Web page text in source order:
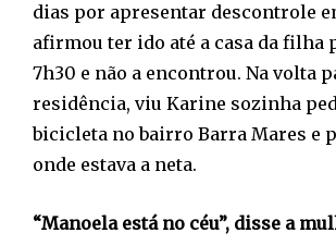
dias por apresentar descontrole
afirmou ter ido até a casa da filha
7h30 e não a encontrou. Na volta
residência, viu Karine sozinha
bicicleta no bairro Barra Mares e
onde estava a neta.
“Manoela está no céu”, disse a